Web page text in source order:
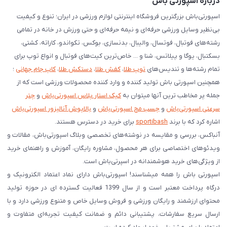
اسپورتی‌باش بزرگترین فروشگاه اینترنتی لوازم ورزشی در ایران؛ تنوع و کیفیت
بی‌نظیر وسایل ورزشی حرفه‌ای و نیمه حرفه‌ای و حتی ورزش در خانه در تمامی
رشته‌های فوتبال، فوتسال، والیبال، بدنسازی، بوکس، تکواندو، کاراته، کشتی،
بسکتبال، یوگا و پیلاتس، شنا و ... خاص‌ترین کیت‌های فوتبال و انواع توپ برای
تمام رشته‌ها و تندیس‌های توپ طلا، کفش طلا، دستکش طلا، کاپ جام جهانی ؛
همچنین اسپورتی باش تولید کننده و وارد کننده محصولات ورزشی است که از
جمله پر مخاطب ترین آنها میتوان به کیک استار پلاس اسپورتی‌باش و چتر
سرعتی اسپورتی‌باش و چسب مچ اسپورتی‌باش و بالاپوش آنالیزور اسپورتی‌باش
اشاره کرد که با برند sportibash برای خرید در دسترس هستند.
آنباکس، بررسی‌ و مقایسه در نوشته‌های تخصصی وبلاگ اسپورتی‌باش، مقالات و
ویدئوهای اختصاصی برای هر محصول، مشاوره رایگان، آموزش و راهنمای خرید
از ویژگی‌های خرید هوشمندانه در اسپرتی‌باش است.
اسپورتی‌ باش را همه میشناسند! اسپورتی‌باش دارای نماد اعتماد الکترونیک و
درگاه پرداخت معتبر است و از سال 1399 فعالیت گسترده ای در حوزه تولید
محتوای ارزشمند و رایگان ورزشی و فروش وسایل خاص و متنوع ورزشی دارد و با
ارسال سریع سفارشات، پشتیبانی دائم و ضمانت کیفیت تجربه‌ای متفاوت و